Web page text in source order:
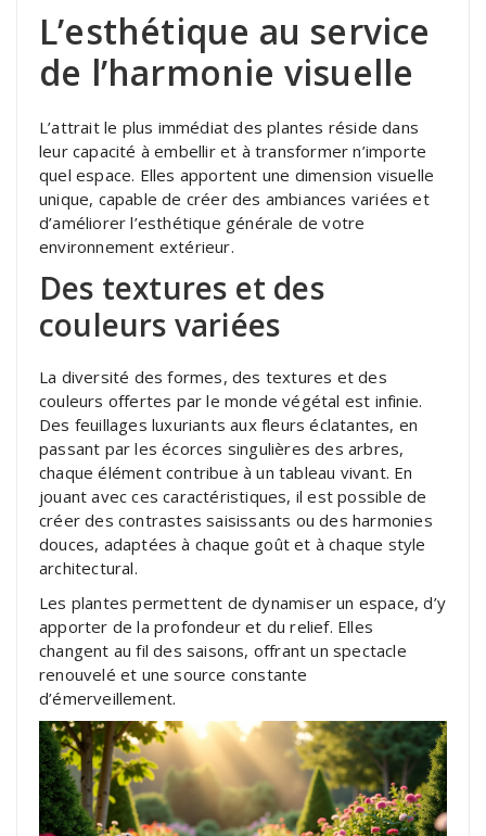
L’esthétique au service
de l’harmonie visuelle
L’attrait le plus immédiat des plantes réside dans
leur capacité à embellir et à transformer n’importe
quel espace. Elles apportent une dimension visuelle
unique, capable de créer des ambiances variées et
d’améliorer l’esthétique générale de votre
environnement extérieur.
Des textures et des
couleurs variées
La diversité des formes, des textures et des
couleurs offertes par le monde végétal est infinie.
Des feuillages luxuriants aux fleurs éclatantes, en
passant par les écorces singulières des arbres,
chaque élément contribue à un tableau vivant. En
jouant avec ces caractéristiques, il est possible de
créer des contrastes saisissants ou des harmonies
douces, adaptées à chaque goût et à chaque style
architectural.
Les plantes permettent de dynamiser un espace, d’y
apporter de la profondeur et du relief. Elles
changent au fil des saisons, offrant un spectacle
renouvelé et une source constante
d’émerveillement.